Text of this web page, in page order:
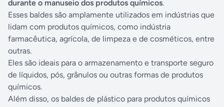
durante o manuseio dos produtos químicos.
Esses baldes são amplamente utilizados em indústrias que
lidam com produtos químicos, como indústria
farmacêutica, agrícola, de limpeza e de cosméticos, entre
outras.
Eles são ideais para o armazenamento e transporte seguro
de líquidos, pós, grânulos ou outras formas de produtos
químicos.
Além disso, os baldes de plástico para produtos químicos